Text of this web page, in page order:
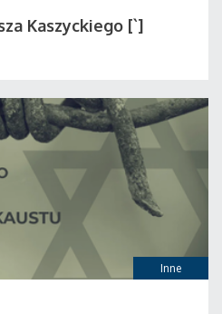
Kaszyckiego [`]
Inne